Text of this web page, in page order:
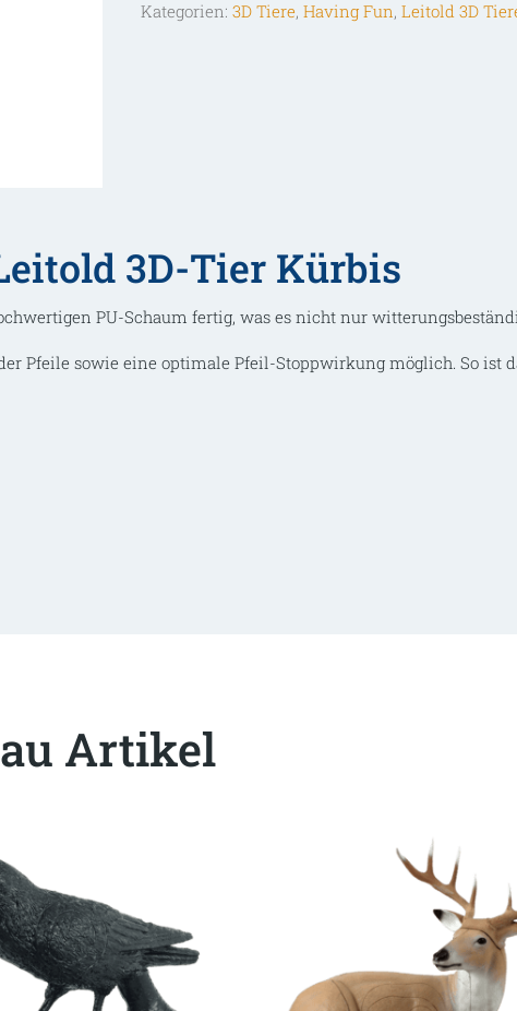
Menge
Kategorien: 3D Tiere, Having Fun, Leitold 3D
3D-Tier Kürbis
PU-Schaum fertig, was es nicht nur
Pfeile sowie eine optimale Pfeil-Stoppwirkung möglich. So ist
Artikel